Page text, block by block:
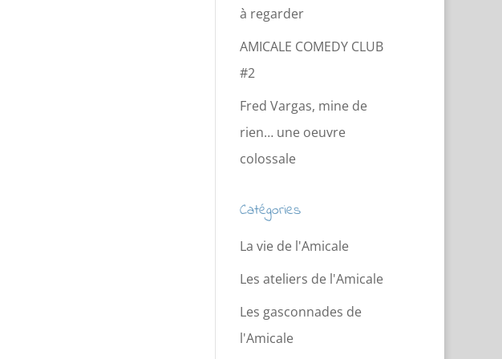
à regarder
AMICALE COMEDY CLUB
#2
Fred Vargas, mine de
rien… une oeuvre
colossale
Catégories
La vie de l'Amicale
Les ateliers de l'Amicale
Les gasconnades de
l'Amicale